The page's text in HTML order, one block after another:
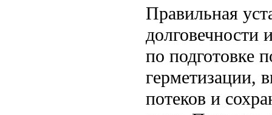
Правильная
долговечности
по подготовке
герметизации,
потеков и